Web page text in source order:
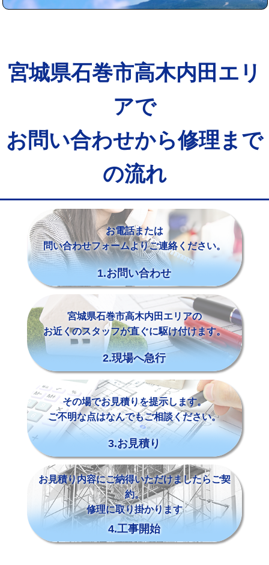
宮城県石巻市高木内田エリ
アで
お問い合わせから修理まで
の流れ
お電話または
問い合わせフォームよりご連絡ください。
1.お問い合わせ
宮城県石巻市高木内田エリアの
お近くのスタッフが直ぐに駆け付けます。
2.現場へ急行
その場でお見積りを提示します。
ご不明な点はなんでもご相談ください。
3.お見積り
お見積り内容にご納得いただけましたらご契
約。
修理に取り掛かります
4.工事開始